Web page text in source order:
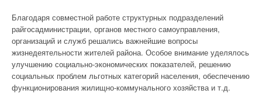
Благодаря совместной работе структурных подразделений
райгосадминистрации, органов местного самоуправления,
организаций и служб решались важнейшие вопросы
жизнедеятельности жителей района. Особое внимание уделялось
улучшению социально-экономических показателей, решению
социальных проблем льготных категорий населения, обеспечению
функционирования жилищно-коммунального хозяйства и т.д.